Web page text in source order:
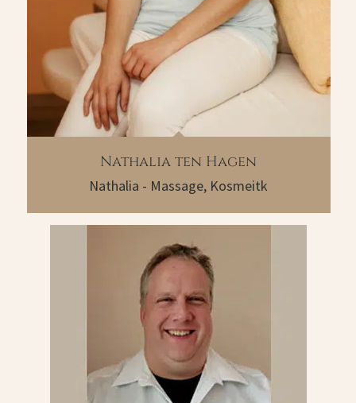
Nathalia ten Hagen
Nathalia - Massage, Kosmeitk